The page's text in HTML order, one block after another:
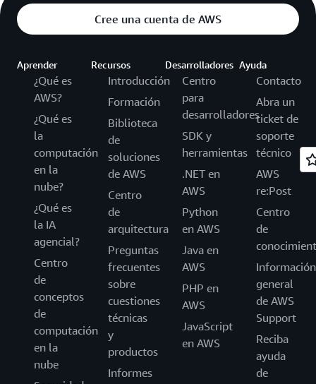
Cree una cuenta de AWS
Aprender
¿Qué es
AWS?
¿Qué es
la
computación
en la
nube?
¿Qué es
la IA
agencial?
Centro
de
conceptos
de
computación
en la
nube
Recursos
Introducción
Formación
Biblioteca
de
soluciones
de AWS
Centro
de
arquitectura
Preguntas
frecuentes
sobre
cuestiones
técnicas
y
productos
Informes
Desarrolladores
Centro
para
desarrolladores
SDK y
herramientas
.NET en
AWS
Python
en AWS
Java en
AWS
PHP en
AWS
JavaScript
en AWS
Ayuda
Contacto
Abra un
ticket de
soporte
técnico
AWS
re:Post
Centro
de
Información
general
de AWS
Support
Reciba
ayuda
de